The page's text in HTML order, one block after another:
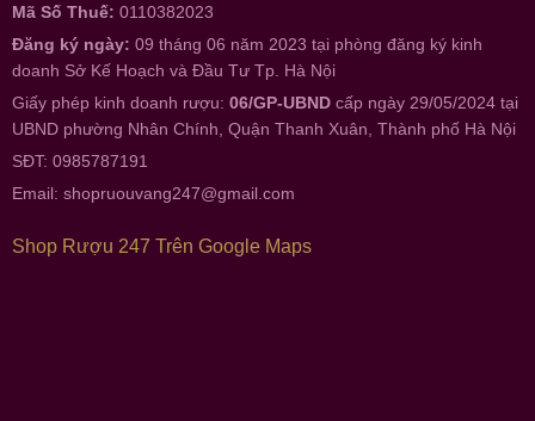
Mã Số Thuế: 0110382023
Đăng ký ngày: 09 tháng 06 năm 2023 tại phòng đăng ký kinh
doanh Sở Kế Hoạch và Đầu Tư Tp. Hà Nội
Giấy phép kinh doanh rượu: 06/GP-UBND cấp ngày 29/05/2024 tại
UBND phường Nhân Chính, Quận Thanh Xuân, Thành phố Hà Nội
SĐT: 0985787191
Email: shopruouvang247@gmail.com
Shop Rượu 247 Trên Google Maps